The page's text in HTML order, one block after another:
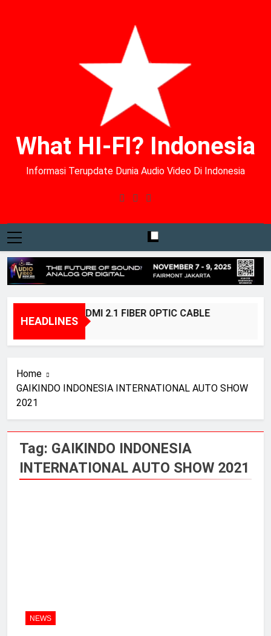
What HI-FI? Indonesia
Informasi Terupdate Dunia Audio Video Di Indonesia
HEADLINES
BRIDGEE – HDMI 2.1 FIBER OPTIC CABLE
Home
GAIKINDO INDONESIA INTERNATIONAL AUTO SHOW
2021
Tag: GAIKINDO INDONESIA
INTERNATIONAL AUTO SHOW 2021
NEWS